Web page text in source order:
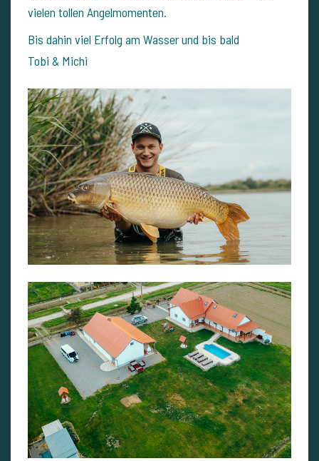
vielen tollen Angelmomenten.
Bis dahin viel Erfolg am Wasser und bis bald
Tobi & Michi